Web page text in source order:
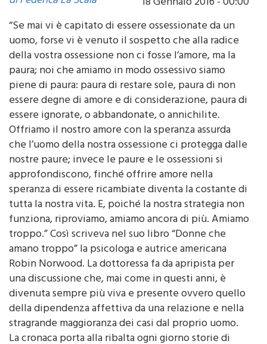
“Se mai vi è capitato di essere ossessionate da un
uomo, forse vi è venuto il sospetto che alla radice
della vostra ossessione non ci fosse l’amore, ma la
paura; noi che amiamo in modo ossessivo siamo
piene di paura: paura di restare sole, paura di non
essere degne di amore e di considerazione, paura di
essere ignorate, o abbandonate, o annichilite.
Offriamo il nostro amore con la speranza assurda
che l’uomo della nostra ossessione ci protegga dalle
nostre paure; invece le paure e le ossessioni si
approfondiscono, finché offrire amore nella
speranza di essere ricambiate diventa la costante di
tutta la nostra vita. E, poiché la nostra strategia non
funziona, riproviamo, amiamo ancora di più. Amiamo
troppo.” Così scriveva nel suo libro “Donne che
amano troppo” la psicologa e autrice americana
Robin Norwood. La dottoressa fa da apripista per
una discussione che, mai come in questi anni, è
divenuta sempre più viva e presente ovvero quello
della dipendenza affettiva da una relazione e nella
stragrande maggioranza dei casi dal proprio uomo.
La cronaca porta alla ribalta ogni giorno storie di
femminicidi. Ma questi sono solo la punta